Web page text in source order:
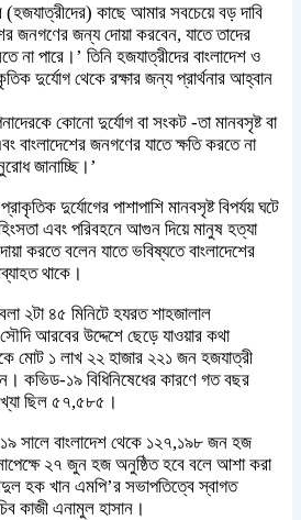
(হজযাত্রীদের) কাছে আমার সবচেয়ে বড় দাবি
জনগণের জন্য দোয়া করবেন, যাতে তাদের
না পারে।’ তিনি হজযাত্রীদের বাংলাদেশ ও
দুর্যোগ থেকে রক্ষার জন্য প্রার্থনার আহ্বান
কোনো দুর্যোগ বা সংকট -তা মানবসৃষ্ট বা
বাংলাদেশের জনগণের যাতে ক্ষতি করতে না
জানাচ্ছি।’
দুর্যোগের পাশাপাশি মানবসৃষ্ট বিপর্যয় ঘটে
এবং পরিবহনে আগুন দিয়ে মানুষ হত্যা
করতে বলেন যাতে ভবিষ্যতে বাংলাদেশের
থাকে।
২টা ৪৫ মিনিটে হযরত শাহজালাল
আরবের উদ্দেশে ছেড়ে যাওয়ার কথা
মোট ১ লাখ ২২ হাজার ২২১ জন হজযাত্রী
কভিড-১৯ বিধিনিষেধের কারণে গত বছর
ছিল ৫৭,৫৮৫।
সালে বাংলাদেশ থেকে ১২৭,১৯৮ জন হজ
২৭ জুন হজ অনুষ্ঠিত হবে বলে আশা করা
হক খান এমপি’র সভাপতিত্বে স্বাগত
কাজী এনামুল হাসান।